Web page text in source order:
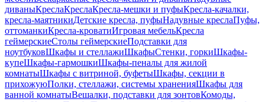
диваныКреслаКреслаКресла-мешки и пуфыКресла-качалки,
кресла-маятникиДетские кресла, пуфыНадувные креслаПуфы,
оттоманкиКресла-кроватиИгровая мебельКресла
геймерскиеСтолы геймерскиеПодставки для
ноутбуковШкафы и стеллажиШкафыСтенки, горкиШкафы-
купеШкафы-гармошкиШкафы-пеналы для жилой
комнатыШкафы с витриной, буфетыШкафы, секции в
прихожуюПолки, стеллажи, системы храненияШкафы для
ванной комнатыВешалки, подставки для зонтовКомоды,